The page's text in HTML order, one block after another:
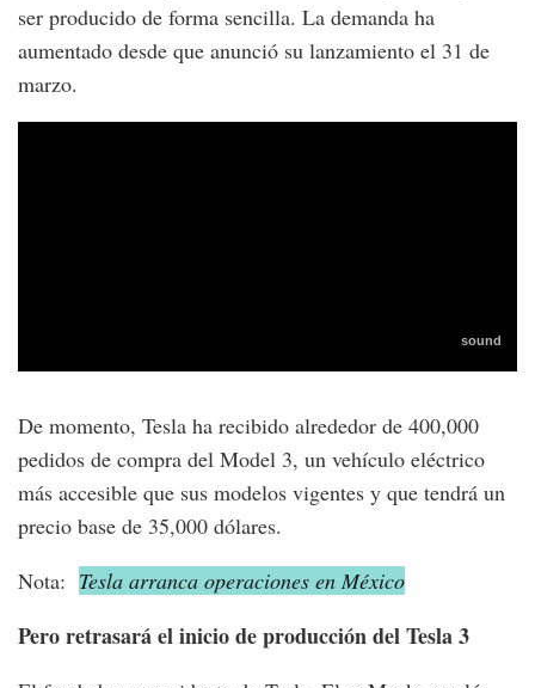
ser producido de forma sencilla. La demanda ha
aumentado desde que anunció su lanzamiento el 31 de
marzo.
De momento, Tesla ha recibido alrededor de 400,000
pedidos de compra del Model 3, un vehículo eléctrico
más accesible que sus modelos vigentes y que tendrá un
precio base de 35,000 dólares.
Nota: Tesla arranca operaciones en México
Pero retrasará el inicio de producción del Tesla 3